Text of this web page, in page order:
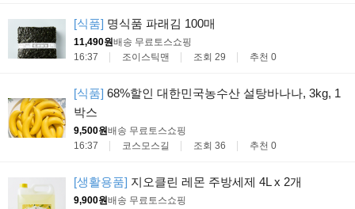
[식품] 명식품 파래김 100매
11,490원배송 무료토스쇼핑
16:37
조이스틱맨 조회 29 추천 0
[식품] 68%할인 대한민국농수산 설탕바나나, 3kg, 1
박스
9,500원배송 무료토스쇼핑
16:37
코스모스길 조회 36 추천 0
[생활용품] 지오클린 레몬 주방세제 4L x 2개
9,900원배송 무료토스쇼핑